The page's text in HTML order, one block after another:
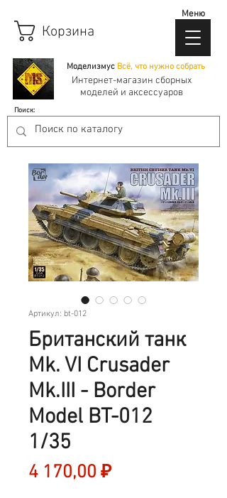
Моделизмус Всё, что нужно собрать
Корзина
Интернет-магазин сборных
моделей и аксессуаров
Поиск:
Меню
Артикул: bt-012
Британский танк
Mk. VI Crusader
Mk.III - Border
Model BT-012
1/35
4 170,00 ₽Цена